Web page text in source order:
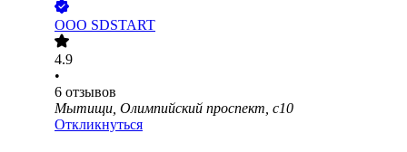
ООО SDSTART
4.9
•
6 отзывов
Мытищи, Олимпийский проспект, с10
Откликнуться